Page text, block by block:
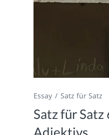
Essay Satz für Satz
Satz für Satz